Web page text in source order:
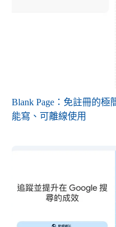
Blank Page：免註冊的
能寫、可離線使用